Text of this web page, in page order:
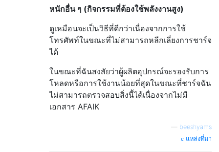
หนักอื่น ๆ (กิจกรรมที่ต้องใช้พลังงานสูง)
ดูเหมือนจะเป็นวิธีที่ดีกว่าเนื่องจากการใช้
โทรศัพท์ในขณะที่ไม่สามารถหลีกเลี่ยงการชาร์จ
ได้
ในขณะที่ฉันสงสัยว่าผู้ผลิตอุปกรณ์จะรองรับการ
โหลดหรือการใช้งานน้อยที่สุดในขณะที่ชาร์จฉัน
ไม่สามารถตรวจสอบสิ่งนี้ได้เนื่องจากไม่มี
เอกสาร AFAIK
beeshyams
แหล่งที่มา